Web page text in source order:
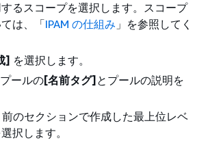
るスコープを選択します。スコープ
は、「IPAM の仕組み 」を参照してく
] を選択します。
ールの[名前タグ] とプールの説明を
前のセクションで作成した最上位レベ
択します。